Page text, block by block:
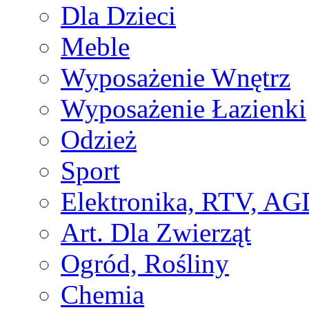
Dla Dzieci
Meble
Wyposażenie Wnętrz
Wyposażenie Łazienki
Odzież
Sport
Elektronika, RTV,
Art. Dla Zwierząt
Ogród, Rośliny
Chemia